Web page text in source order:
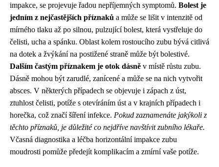
impakce, se projevuje řadou nepříjemných symptomů. Bolest je
jedním z nejčastějších příznaků a může se lišit v intenzitě od
mírného tlaku až po silnou, pulzující bolest, která vystřeluje do
čelisti, ucha a spánku. Oblast kolem rostoucího zubu bývá citlivá
na dotek a žvýkání na postižené straně může být bolestivé.
Dalším častým příznakem je otok dásně v místě růstu zubu.
Dásně mohou být zarudlé, zanícené a může se na nich vytvořit
absces. V některých případech se objevuje i zápach z úst,
ztuhlost čelisti, potíže s otevíráním úst a v krajních případech i
horečka, což značí šíření infekce. Pokud zaznamenáte jakýkoli z
těchto příznaků, je důležité co nejdříve navštívit zubního lékaře.
Včasná diagnostika a léčba horizontální impakce zubu
moudrosti pomůže předejít komplikacím a zmírní vaše potíže.